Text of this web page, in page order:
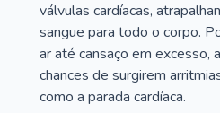
válvulas cardíacas,
sangue para todo o corpo.
ar até cansaço em excesso,
chances de surgirem
como a parada cardíaca.